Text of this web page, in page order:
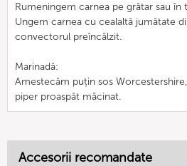
Rumeningem carnea pe grătar sau în
Ungem carnea cu cealaltă jumătate
convectorul preîncălzit.
Marinadă:
Amestecăm puțin sos
piper proaspăt măcinat.
Accesorii recomandate